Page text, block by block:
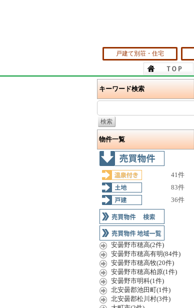
戸建て別荘・住宅
キーワード検索
物件一覧
41件
83件
36件
安曇野市穂高(2件)
安曇野市穂高有明(84件)
安曇野市穂高牧(20件)
安曇野市穂高柏原(1件)
安曇野市明科(1件)
北安曇郡池田町(1件)
北安曇郡松川村(3件)